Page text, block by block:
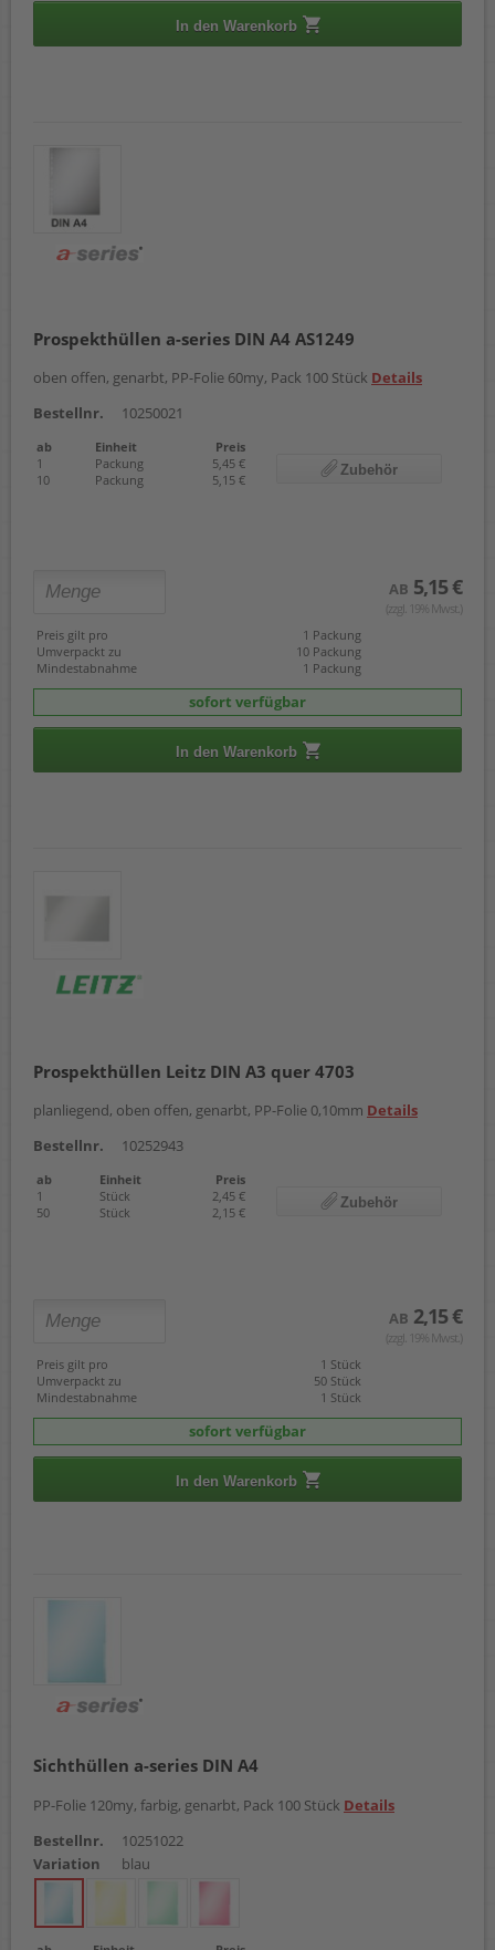
In den Warenkorb
Prospekthüllen a-series DIN A4 AS1249
oben offen, genarbt, PP-Folie 60my, Pack 100 Stück Details
Bestellnr.
10250021
ab Einheit
Preis
1
Packung
5,45 €
10
Packung 5,15 €
Zubehör
AB 5,15 €
(zzgl. 19% Mwst.)
Preis gilt pro
1 Packung
Umverpackt zu
10 Packung
Mindestabnahme
1 Packung
sofort verfügbar
In den Warenkorb
Prospekthüllen Leitz DIN A3 quer 4703
planliegend, oben offen, genarbt, PP-Folie 0,10mm Details
Bestellnr.
10252943
ab Einheit
Preis
1
Stück
2,45 €
50
Stück 2,15 €
Zubehör
AB 2,15 €
(zzgl. 19% Mwst.)
Preis gilt pro
1 Stück
Umverpackt zu
50 Stück
Mindestabnahme
1 Stück
sofort verfügbar
In den Warenkorb
Sichthüllen a-series DIN A4
PP-Folie 120my, farbig, genarbt, Pack 100 Stück Details
Bestellnr.
10251022
Variation
blau